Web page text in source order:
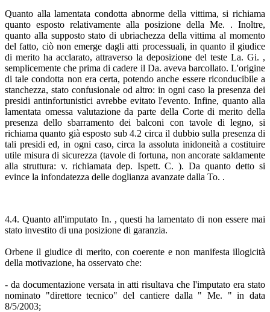
Quanto alla lamentata condotta abnorme della vittima, si richiama
quanto esposto relativamente alla posizione della Me. . Inoltre,
quanto alla supposto stato di ubriachezza della vittima al momento
del fatto, ciò non emerge dagli atti processuali, in quanto il giudice
di merito ha acclarato, attraverso la deposizione del teste La. Gi. ,
semplicemente che prima di cadere il Da. aveva barcollato. L'origine
di tale condotta non era certa, potendo anche essere riconducibile a
stanchezza, stato confusionale od altro: in ogni caso la presenza dei
presidi antinfortunistici avrebbe evitato l'evento. Infine, quanto alla
lamentata omessa valutazione da parte della Corte di merito della
presenza dello sbarramento dei balconi con tavole di legno, si
richiama quanto già esposto sub 4.2 circa il dubbio sulla presenza di
tali presidi ed, in ogni caso, circa la assoluta inidoneità a costituire
utile misura di sicurezza (tavole di fortuna, non ancorate saldamente
alla struttura: v. richiamata dep. Ispett. C. ). Da quanto detto si
evince la infondatezza delle doglianza avanzate dalla To. .
4.4. Quanto all'imputato In. , questi ha lamentato di non essere mai
stato investito di una posizione di garanzia.
Orbene il giudice di merito, con coerente e non manifesta illogicità
della motivazione, ha osservato che:
- da documentazione versata in atti risultava che l'imputato era stato
nominato "direttore tecnico" del cantiere dalla " Me. " in data
8/5/2003;